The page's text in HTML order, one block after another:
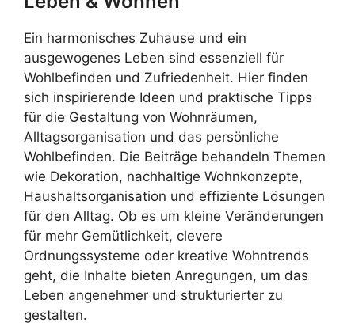
Ein harmonisches Zuhause und ein
ausgewogenes Leben sind essenziell für
Wohlbefinden und Zufriedenheit. Hier finden
sich inspirierende Ideen und praktische Tipps
für die Gestaltung von Wohnräumen,
Alltagsorganisation und das persönliche
Wohlbefinden. Die Beiträge behandeln Themen
wie Dekoration, nachhaltige Wohnkonzepte,
Haushaltsorganisation und effiziente Lösungen
für den Alltag. Ob es um kleine Veränderungen
für mehr Gemütlichkeit, clevere
Ordnungssysteme oder kreative Wohntrends
geht, die Inhalte bieten Anregungen, um das
Leben angenehmer und strukturierter zu
gestalten.